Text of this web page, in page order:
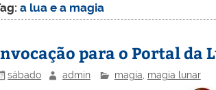
a lua e a magia
para o Portal da
sábado admin magia magia lunar